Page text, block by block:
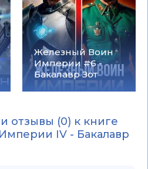
Железный Воин
Империи #6 -
Бакалавр Зот
отзывы (0) к книге
IV - Бакалавр